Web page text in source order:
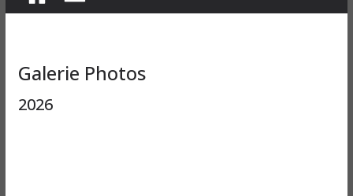
Galerie Photos
2026